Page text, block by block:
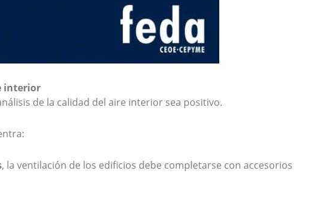
interior
de la calidad del aire interior sea positivo.
, la ventilación de los edificios debe completarse con accesorios